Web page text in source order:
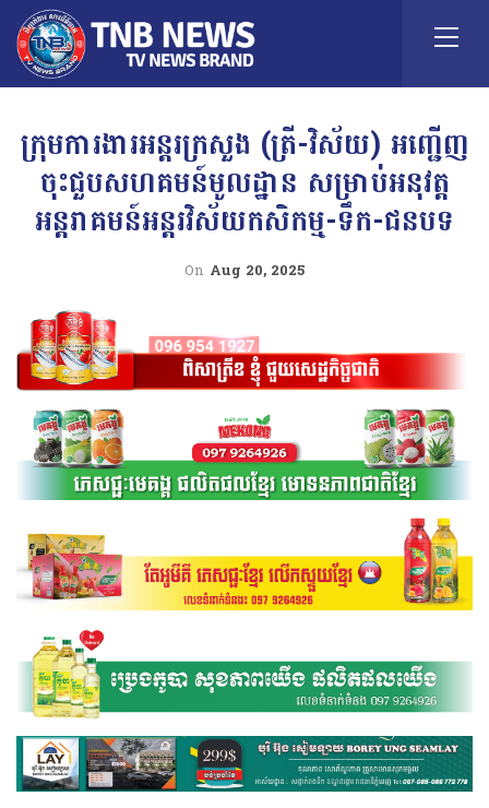
ក្រុមការងារអន្តរក្រសួង (ត្រី-វិស័យ) អញ្ជើញ
ចុះជួបសហគមន៍មូលដ្ឋាន សម្រាប់អនុវត្ត
អន្តរាគមន៍អន្តរវិស័យកសិកម្ម-ទឹក-ជនបទ
On Aug 20, 2025